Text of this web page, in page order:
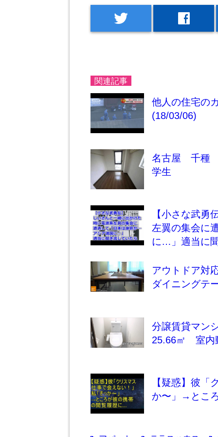
twitter facebook
関連記事
他人の住宅の
(18/03/06)
名古屋 千種
学生
【小さな武勇
左翼の集会に
に…」適当に
アウトドア対
ダイニングテ
分譲賃貸マ
25.66㎡ 室内
【疑惑】彼「
か〜」→とこ